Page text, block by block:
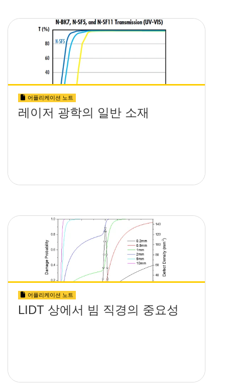
어플리케이션 노트
레이저 광학의 일반 소재
어플리케이션 노트
LIDT 상에서 빔 직경의 중요성